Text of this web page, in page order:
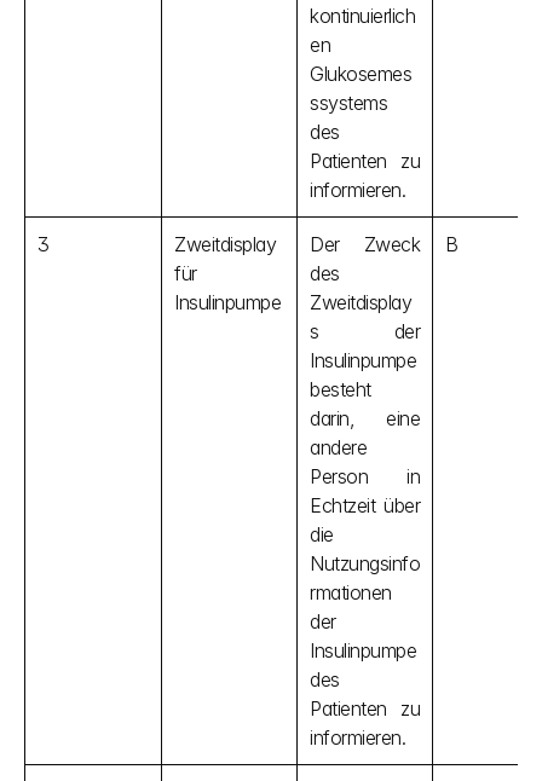
kontinuierlich
en
Glukosemes
ssystems
des
Patienten zu
informieren.
3
Zweitdisplay
für
Insulinpumpe
Der Zweck
des
Zweitdisplay
s der
Insulinpumpe
besteht
darin, eine
andere
Person in
Echtzeit über
die
Nutzungsinfo
rmationen
der
Insulinpumpe
des
Patienten zu
informieren.
B